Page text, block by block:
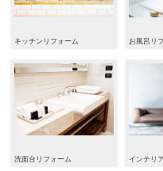
キッチンリフォーム お風呂リ
洗面台リフォーム インテリ